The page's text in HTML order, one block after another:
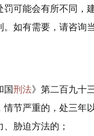
罚可能会有所不同，
如有需要，请咨询
国刑法》第二百九十
情节严重的，处三年
、胁迫方法的；